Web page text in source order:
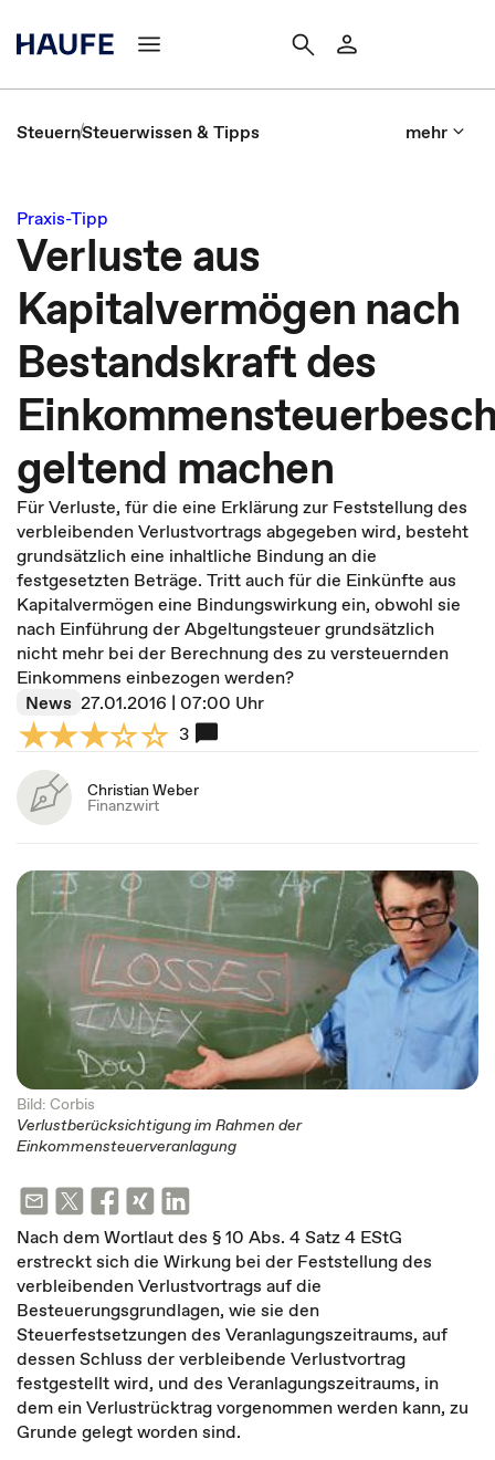
SteuernSteuerwissen & Tipps mehr
Praxis-Tipp
Verluste aus
Kapitalvermögen nach
Bestandskraft des
geltend machen
Für Verluste, für die eine Erklärung zur Feststellung des
verbleibenden Verlustvortrags abgegeben wird, besteht
grundsätzlich eine inhaltliche Bindung an die
festgesetzten Beträge. Tritt auch für die Einkünfte aus
Kapitalvermögen eine Bindungswirkung ein, obwohl sie
nach Einführung der Abgeltungsteuer grundsätzlich
nicht mehr bei der Berechnung des zu versteuernden
Einkommens einbezogen werden?
News 27.01.2016 | 07:00 Uhr
3
Christian Weber
Finanzwirt
Bild: Corbis
Verlustberücksichtigung im Rahmen der
Einkommensteuerveranlagung
Nach dem Wortlaut des § 10 Abs. 4 Satz 4 EStG
erstreckt sich die Wirkung bei der Feststellung des
verbleibenden Verlustvortrags auf die
Besteuerungsgrundlagen, wie sie den
Steuerfestsetzungen des Veranlagungszeitraums, auf
dessen Schluss der verbleibende Verlustvortrag
festgestellt wird, und des Veranlagungszeitraums, in
dem ein Verlustrücktrag vorgenommen werden kann, zu
Grunde gelegt worden sind.